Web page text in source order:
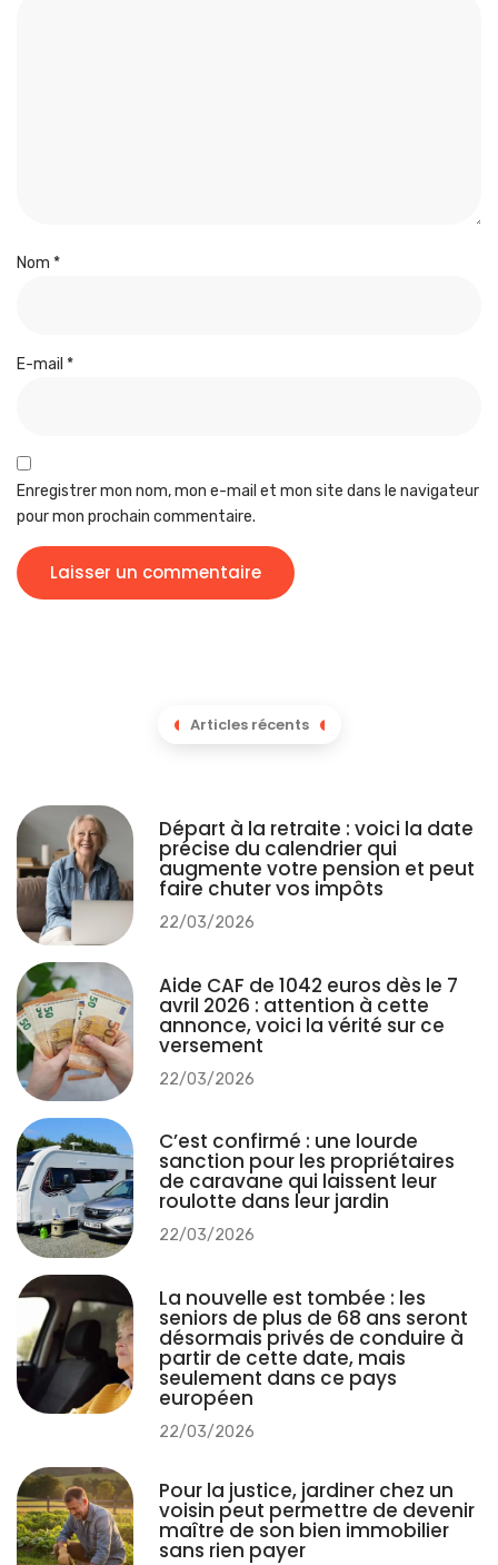
Nom *
E-mail *
Enregistrer mon nom, mon e-mail et mon site dans le navigateur
pour mon prochain commentaire.
Articles récents
Départ à la retraite : voici la date
précise du calendrier qui
augmente votre pension et peut
faire chuter vos impôts
22/03/2026
Aide CAF de 1042 euros dès le 7
avril 2026 : attention à cette
annonce, voici la vérité sur ce
versement
22/03/2026
C’est confirmé : une lourde
sanction pour les propriétaires
de caravane qui laissent leur
roulotte dans leur jardin
22/03/2026
La nouvelle est tombée : les
seniors de plus de 68 ans seront
désormais privés de conduire à
partir de cette date, mais
seulement dans ce pays
européen
22/03/2026
Pour la justice, jardiner chez un
voisin peut permettre de devenir
maître de son bien immobilier
sans rien payer